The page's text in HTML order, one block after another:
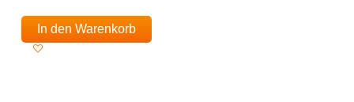
In den Warenkorb